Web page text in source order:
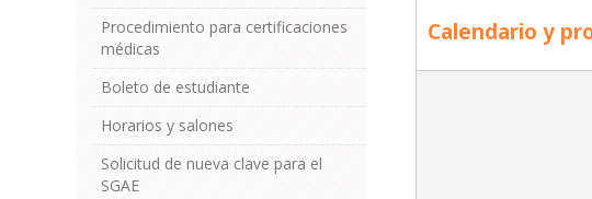
Procedimiento para certificaciones
médicas
Boleto de estudiante
Horarios y salones
Solicitud de nueva clave para el
SGAE
Calendario y